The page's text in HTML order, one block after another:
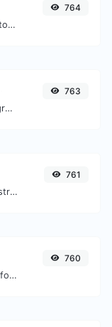
Convert markdown snippets to raw HTML code.
764
Obtenha o avatar global do gravatar.com para qualquer email.
763
Generate a URL slug for any string input.
761
Generate a SHA-3/224 hash for any string input.
760